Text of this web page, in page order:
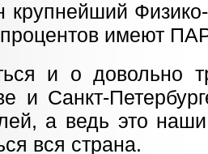
крупнейший Физико-
имеют
и о довольно
и Санкт-
а ведь это
вся страна.